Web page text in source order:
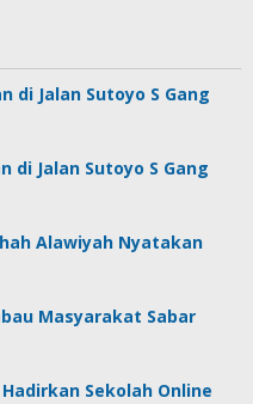
di Jalan Sutoyo S Gang
di Jalan Sutoyo S Gang
Alawiyah Nyatakan
Masyarakat Sabar
Sekolah Online